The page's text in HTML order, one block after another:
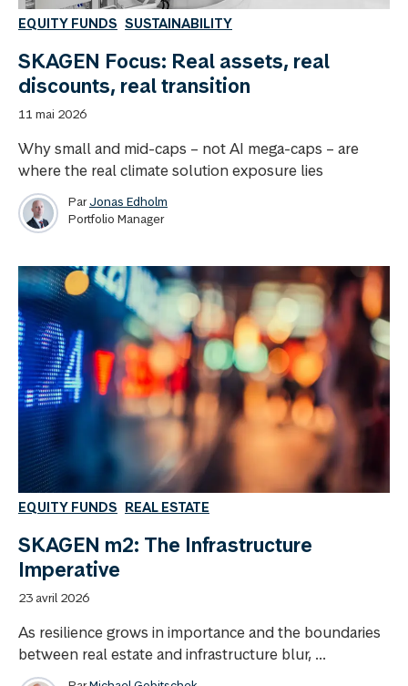
EQUITY FUNDS SUSTAINABILITY
SKAGEN Focus: Real assets, real
discounts, real transition
11 mai 2026
Why small and mid-caps – not AI mega-caps – are
where the real climate solution exposure lies
ParJonas Edholm
Portfolio Manager
EQUITY FUNDS REAL ESTATE
SKAGEN m2: The Infrastructure
Imperative
23 avril 2026
As resilience grows in importance and the boundaries
between real estate and infrastructure blur, ...